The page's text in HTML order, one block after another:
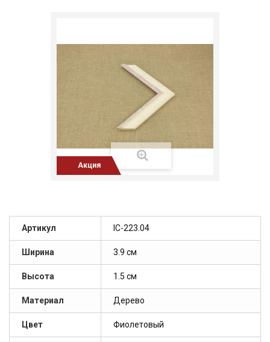
Акция
Артикул IC-223.04
Ширина 3.9 см
Высота 1.5 см
Материал Дерево
Цвет Фиолетовый